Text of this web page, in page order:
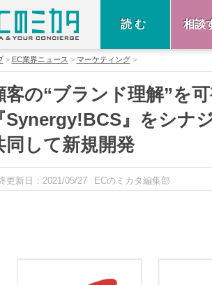
読む 相談
EC業界ニュース マーケティング
客の“ブランド理解”を
Synergy!BCS』をシナ
同して新規開発
更新日： 2021/05/27 ECのミカタ編集部